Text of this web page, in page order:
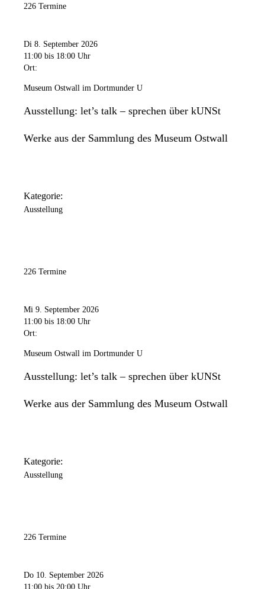
226 Termine
Di 8. September 2026
11:00 bis 18:00 Uhr
Ort:
Museum Ostwall im Dortmunder U
Ausstellung: let’s talk – sprechen über kUNSt
Werke aus der Sammlung des Museum Ostwall
Kategorie:
Ausstellung
226 Termine
Mi 9. September 2026
11:00 bis 18:00 Uhr
Ort:
Museum Ostwall im Dortmunder U
Ausstellung: let’s talk – sprechen über kUNSt
Werke aus der Sammlung des Museum Ostwall
Kategorie:
Ausstellung
226 Termine
Do 10. September 2026
11:00 bis 20:00 Uhr